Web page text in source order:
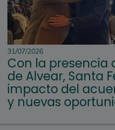
31/07/2026
Con la presencia
de Alvear, Santa
impacto del
y nuevas